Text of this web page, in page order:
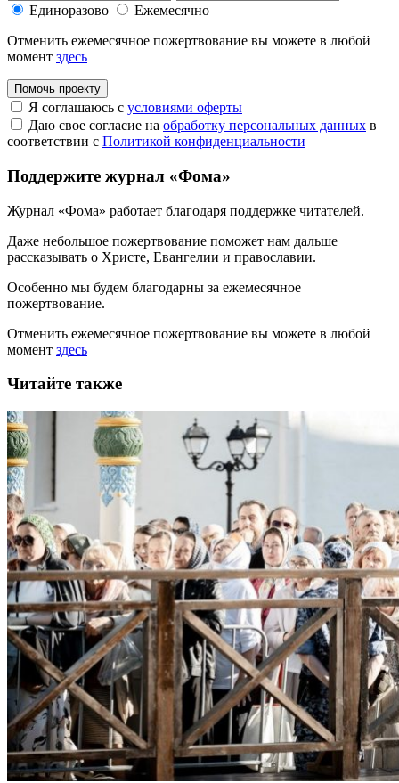
Единоразово
Ежемесячно
Отменить ежемесячное пожертвование вы можете в любой
момент здесь
Помочь проекту
Я соглашаюсь с условиями оферты
Даю свое согласие на обработку персональных данных в
соответствии с Политикой конфиденциальности
Поддержите журнал «Фома»
Журнал «Фома» работает благодаря поддержке читателей.
Даже небольшое пожертвование поможет нам дальше
рассказывать о Христе, Евангелии и православии.
Особенно мы будем благодарны за ежемесячное
пожертвование.
Отменить ежемесячное пожертвование вы можете в любой
момент здесь
Читайте также